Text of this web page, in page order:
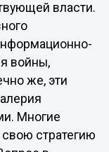
власти.
войны,
же, эти
Многие
свою стратегию